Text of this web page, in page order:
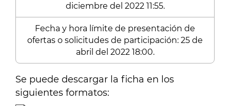
diciembre del 2022 11:55.
Fecha y hora límite de presentación de
ofertas o solicitudes de participación: 25 de
abril del 2022 18:00.
Se puede descargar la ficha en los
siguientes formatos: